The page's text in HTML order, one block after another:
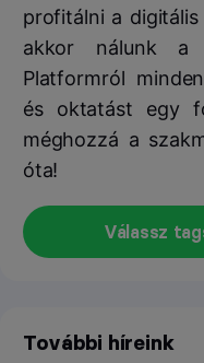
profitálni a
akkor nálunk a
Platformról
és oktatást egy
méghozzá a
óta!
Válassz
További híreink